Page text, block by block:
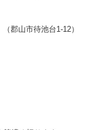
山市待池台1-12）